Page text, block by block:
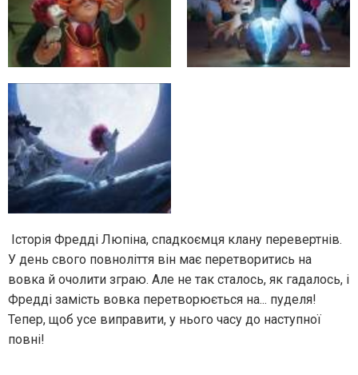
Історія Фредді Люпіна, спадкоємця клану перевертнів.
У день свого повноліття він має перетворитись на
вовка й очолити зграю. Але не так сталось, як гадалось, і
Фредді замість вовка перетворюється на... пуделя!
Тепер, щоб усе виправити, у нього часу до наступної
повні!